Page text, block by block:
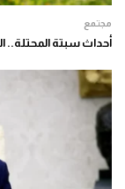
مجتمع
أحداث سبتة المحتلة..